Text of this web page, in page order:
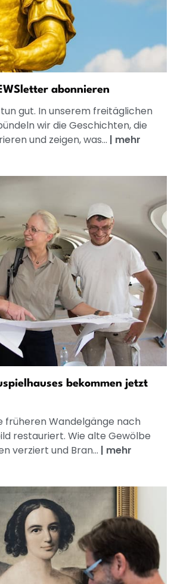
abonnieren
gut. In unserem freitäglichen
wir die Geschichten, die
und zeigen, was... | mehr
bekommen jetzt
früheren Wandelgänge nach
restauriert. Wie alte Gewölbe
verziert und Bran... | mehr